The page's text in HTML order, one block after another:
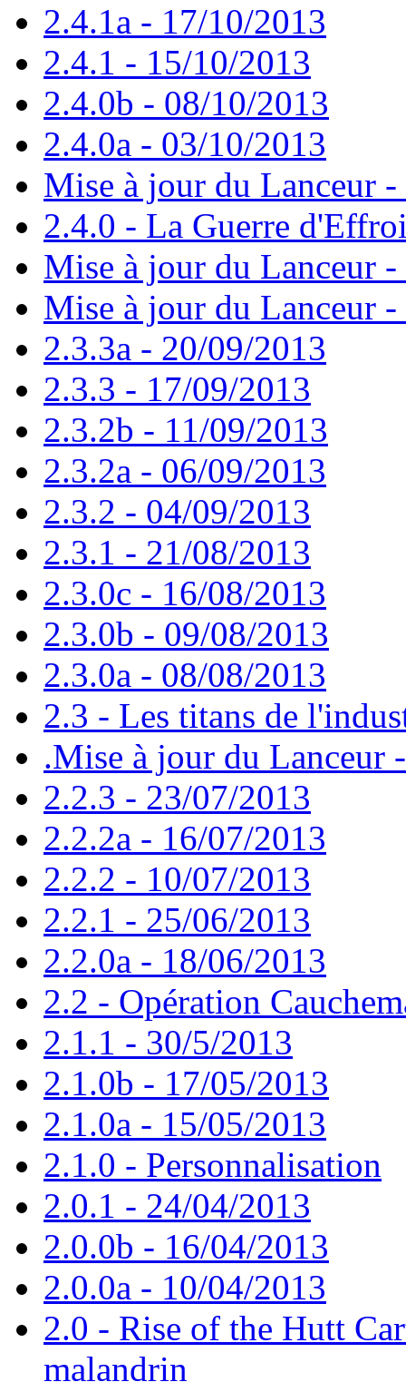
2.4.1a - 17/10/2013
2.4.1 - 15/10/2013
2.4.0b - 08/10/2013
2.4.0a - 03/10/2013
Mise à jour du Lanceur
2.4.0 - La Guerre
Mise à jour du Lanceur
Mise à jour du Lanceur
2.3.3a - 20/09/2013
2.3.3 - 17/09/2013
2.3.2b - 11/09/2013
2.3.2a - 06/09/2013
2.3.2 - 04/09/2013
2.3.1 - 21/08/2013
2.3.0c - 16/08/2013
2.3.0b - 09/08/2013
2.3.0a - 08/08/2013
2.3 - Les titans de
.Mise à jour du Lanceur
2.2.3 - 23/07/2013
2.2.2a - 16/07/2013
2.2.2 - 10/07/2013
2.2.1 - 25/06/2013
2.2.0a - 18/06/2013
2.2 - Opération
2.1.1 - 30/5/2013
2.1.0b - 17/05/2013
2.1.0a - 15/05/2013
2.1.0 - Personnalisation
2.0.1 - 24/04/2013
2.0.0b - 16/04/2013
2.0.0a - 10/04/2013
2.0 - Rise of the Hutt
malandrin